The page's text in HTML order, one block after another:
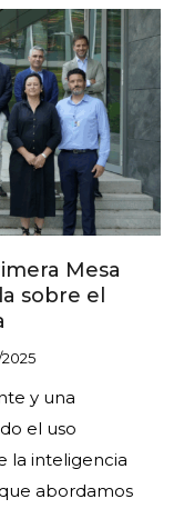
Mesa
sobre el
y una
el uso
la inteligencia
abordamos